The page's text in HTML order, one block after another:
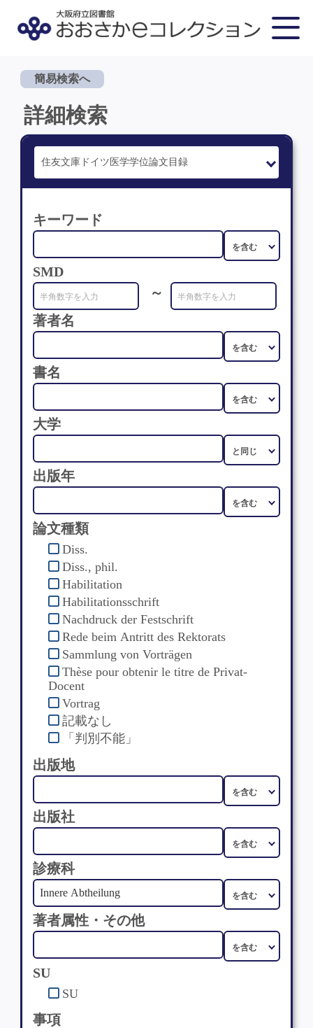
簡易検索へ
詳細検索
キーワード
SMD
～
著者名
書名
大学
出版年
論文種類
Diss.
Diss., phil.
Habilitation
Habilitationsschrift
Nachdruck der Festschrift
Rede beim Antritt des Rektorats
Sammlung von Vorträgen
Thèse pour obtenir le titre de Privat-
Docent
Vortrag
記載なし
「判別不能」
出版地
出版社
診療科
著者属性・その他
SU
SU
事項